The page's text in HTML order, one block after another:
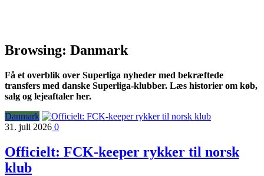
Browsing: Danmark
Få et overblik over Superliga nyheder med bekræftede
transfers med danske Superliga-klubber. Læs historier om køb,
salg og lejeaftaler her.
Danmark
31. juli 2026 0
Officielt: FCK-keeper rykker til norsk
klub